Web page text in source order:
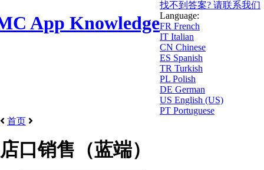
App Knowledge
找不到答案? 请联系我们
Language:
FR French
IT Italian
CN Chinese
ES Spanish
TR Turkish
PL Polish
DE German
US English (US)
PT Portuguese
首页
店口销售（蓝端）